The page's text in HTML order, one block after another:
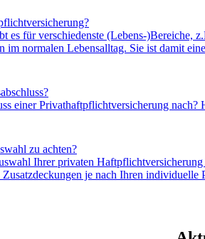
es für verschiedenste (Lebens-
im normalen Lebensalltag. Sie ist damit
einer Privathaftpflichtversicherung
zu achten?
Ihrer privaten
Zusatzdeckungen je nach Ihren